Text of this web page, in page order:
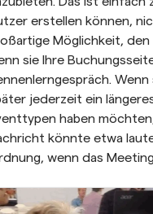
erstellen können,
Möglichkeit, den
sie Ihre
jederzeit ein
haben
könnte etwa
wenn das